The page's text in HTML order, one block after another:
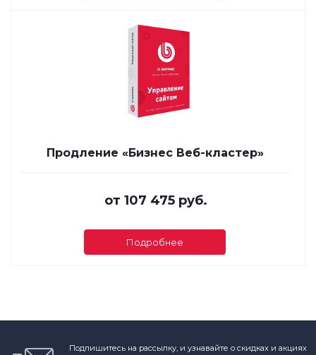
Продление «Бизнес Веб-кластер»
от 107 475 руб.
Подробнее
Подпишитесь на рассылку, и узнавайте о скидках и акциях